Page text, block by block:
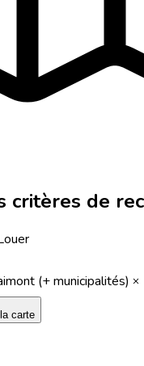
critères de
(+ municipalités)
carte